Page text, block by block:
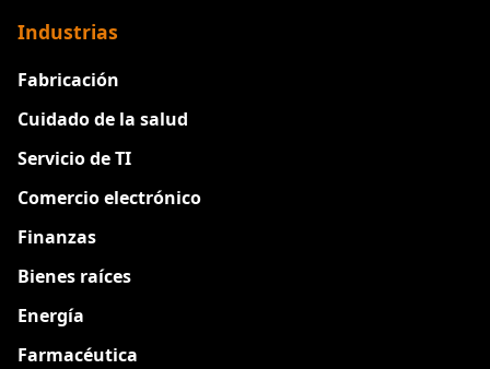
Industrias
Fabricación
Cuidado de la salud
Servicio de TI
Comercio electrónico
Finanzas
Bienes raíces
Energía
Farmacéutica